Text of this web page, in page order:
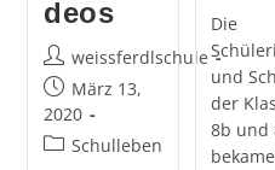
deos
Beitrags-
Autor:
weissferdlschule
Beitrag
veröffentlicht:
März 13,
2020
Beitrags-
Schulleben
Die
und
der
8b und